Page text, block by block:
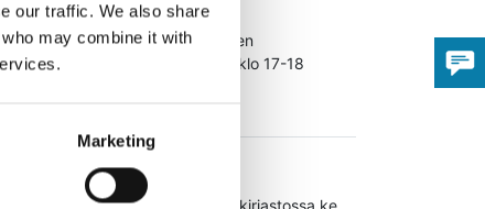
our traffic. We also share
may combine it with
Marketing
Lukukoira Häjy Alavuden
pääkirjastossa to 5.11. klo 17-18
Lue lisää
04.11.2026
Lukupiiri Alavuden pääkirjastossa ke